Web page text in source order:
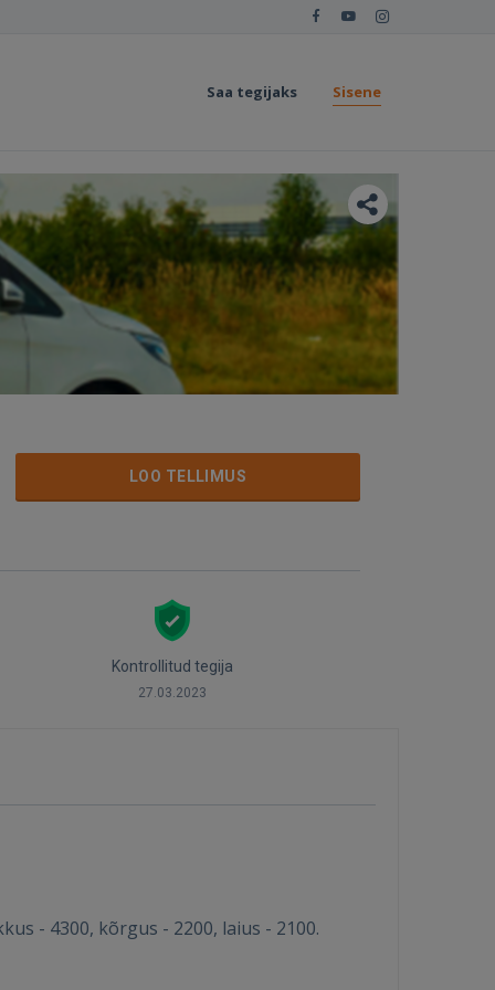
Saa tegijaks Sisene
LOO TELLIMUS
Kontrollitud tegija
27.03.2023
- 4300, kõrgus - 2200, laius - 2100.